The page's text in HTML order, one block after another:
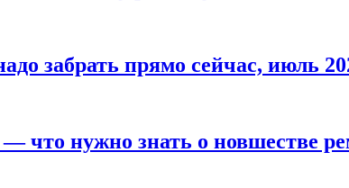
забрать прямо сейчас, июль
что нужно знать о новшестве